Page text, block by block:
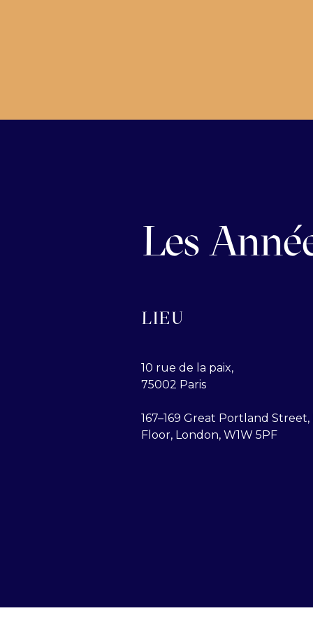
Les
LIEU
10 rue de la paix,
75002 Paris
167–169 Great Portland
Floor, London, W1W 5PF